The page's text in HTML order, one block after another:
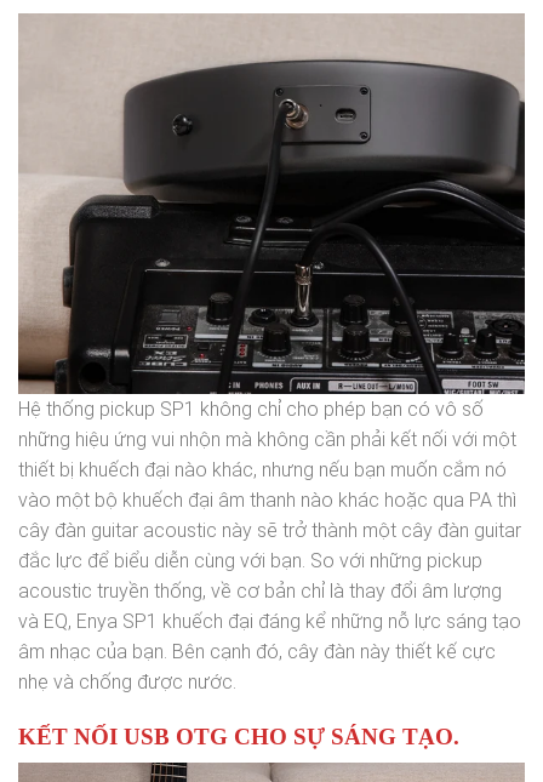
Hệ thống pickup SP1 không chỉ cho phép bạn có vô số
những hiệu ứng vui nhộn mà không cần phải kết nối với một
thiết bị khuếch đại nào khác, nhưng nếu bạn muốn cắm nó
vào một bộ khuếch đại âm thanh nào khác hoặc qua PA thì
cây đàn guitar acoustic này sẽ trở thành một cây đàn guitar
đắc lực để biểu diễn cùng với bạn. So với những pickup
acoustic truyền thống, về cơ bản chỉ là thay đổi âm lượng
và EQ, Enya SP1 khuếch đại đáng kể những nỗ lực sáng tạo
âm nhạc của bạn. Bên cạnh đó, cây đàn này thiết kế cực
nhẹ và chống được nước.
KẾT NỐI USB OTG CHO SỰ SÁNG TẠO.